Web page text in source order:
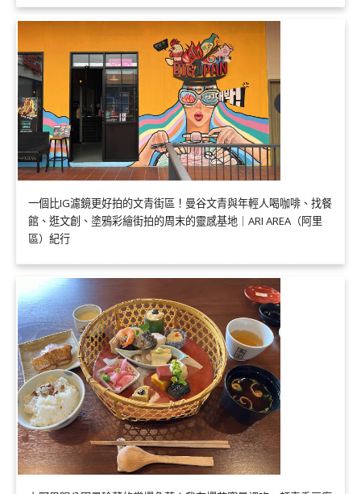
一個比IG濾鏡更好拍的文青街區！曼谷文青與年輕人喝咖啡、找餐
館、逛文創、塗鴉彩繪街拍的周末的靈感基地｜ARI AREA（阿里
區）紀行